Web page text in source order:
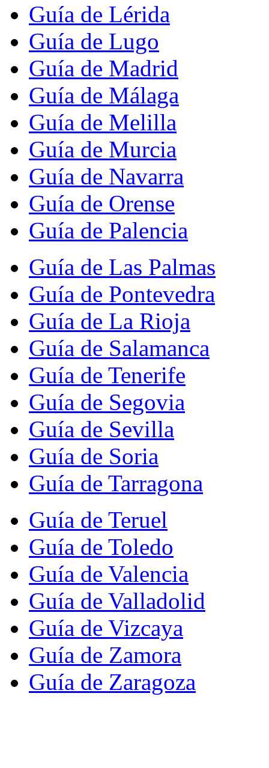
Guía de Lérida
Guía de Lugo
Guía de Madrid
Guía de Málaga
Guía de Melilla
Guía de Murcia
Guía de Navarra
Guía de Orense
Guía de Palencia
Guía de Las Palmas
Guía de Pontevedra
Guía de La Rioja
Guía de Salamanca
Guía de Tenerife
Guía de Segovia
Guía de Sevilla
Guía de Soria
Guía de Tarragona
Guía de Teruel
Guía de Toledo
Guía de Valencia
Guía de Valladolid
Guía de Vizcaya
Guía de Zamora
Guía de Zaragoza